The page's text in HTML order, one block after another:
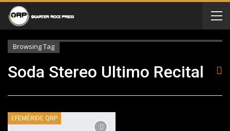
Browsing Tag
Soda Stereo Ultimo Recital
EFEMÉRIDE QRP